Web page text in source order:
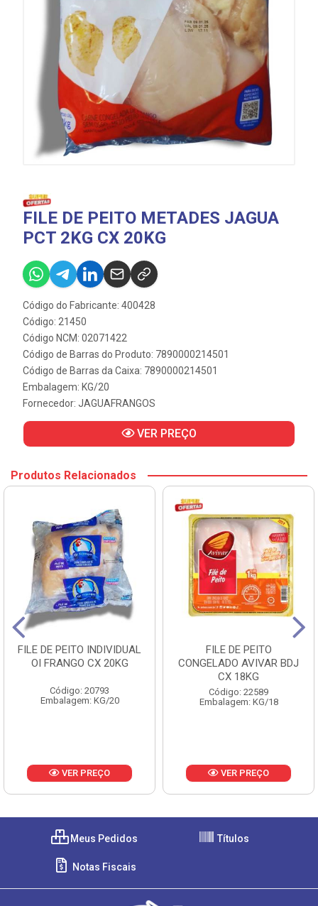
FILE DE PEITO METADES JAGUA
PCT 2KG CX 20KG
Código do Fabricante: 400428
Código: 21450
Código NCM: 02071422
Código de Barras do Produto: 7890000214501
Código de Barras da Caixa: 7890000214501
Embalagem: KG/20
Fornecedor: JAGUAFRANGOS
VER PREÇO
Produtos Relacionados
FILE DE PEITO INDIVIDUAL
OI FRANGO CX 20KG
Código: 20793
Embalagem: KG/20
VER PREÇO
FILE DE PEITO
CONGELADO AVIVAR BDJ
CX 18KG
Código: 22589
Embalagem: KG/18
VER PREÇO
Meus Pedidos Títulos
Notas Fiscais